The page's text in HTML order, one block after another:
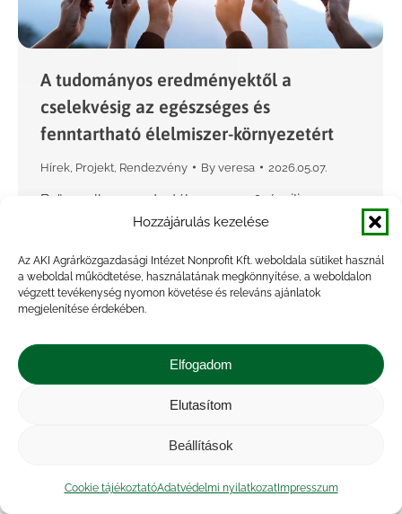
Hozzájárulás kezelése
Az AKI Agrárközgazdasági Intézet Nonprofit Kft. weboldala sütiket használ
a weboldal működtetése, használatának megkönnyítése, a weboldalon
végzett tevékenység nyomon követése és releváns ajánlatok
megjelenítése érdekében.
Elfogadom
Elutasítom
Beállítások
Cookie tájékoztatóAdatvédelmi nyilatkozatImpresszum
A tudományos eredményektől a
cselekvésig az egészséges és
fenntartható élelmiszer-környezetért
Hírek Projekt Rendezvény By veresa 2026.05.07.
Brüsszelben rendezték meg 2026. április 20–21-
e között az Egészséges táplálkozás, egészséges
Conference 2026), melyen az AKI-t Hámori
Judit, a CLEVERFOOD projekt felelőse